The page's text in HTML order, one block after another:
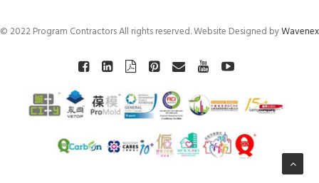
© 2022 Program Contractors All rights reserved. Website Designed byWavenex